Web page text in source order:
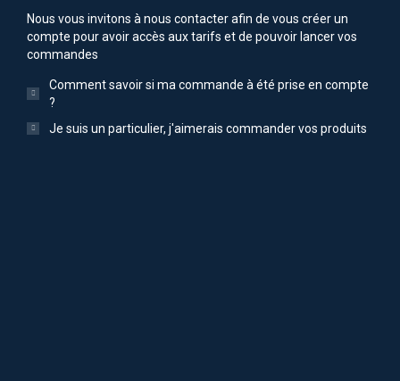
Nous vous invitons à nous contacter afin de vous créer un
compte pour avoir accès aux tarifs et de pouvoir lancer vos
commandes
Comment savoir si ma commande à été prise en compte
?
Je suis un particulier, j'aimerais commander vos produits